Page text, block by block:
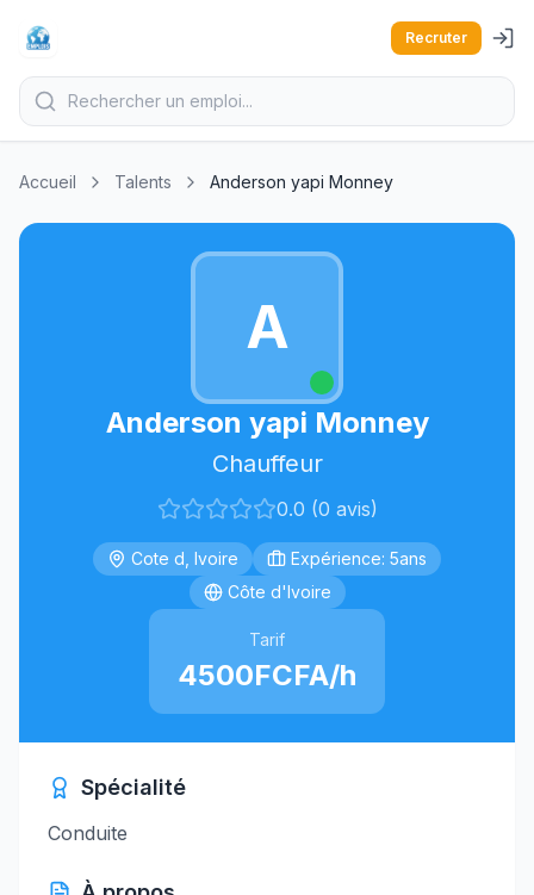
Recruter
Accueil Talents Anderson yapi Monney
A
Anderson yapi Monney
Chauffeur
0.0 (0 avis)
Cote d, Ivoire
Expérience: 5ans
Côte d'Ivoire
Tarif
4500FCFA/h
Spécialité
Conduite